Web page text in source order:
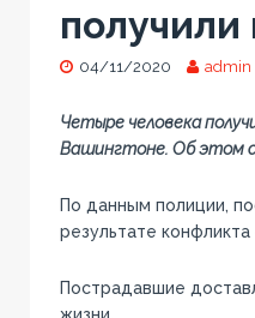
04/11/2020 admin
Четыре человека
Вашингтоне. Об этом
По данным полиции,
результате
Пострадавшие
жизни.